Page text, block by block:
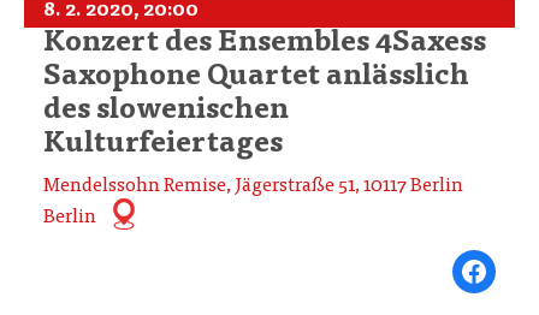
8. 2. 2020, 20:00
Konzert des Ensembles 4Saxess
Saxophone Quartet anlässlich
des slowenischen
Kulturfeiertages
Mendelssohn Remise, Jägerstraße 51, 10117 Berlin
Berlin
Share on